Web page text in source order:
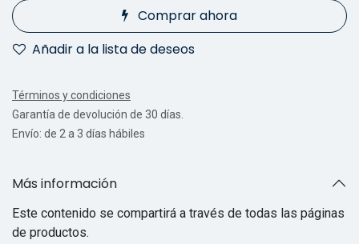
Comprar ahora
Añadir a la lista de deseos
Términos y condiciones
Garantía de devolución de 30 días.
Envío: de 2 a 3 días hábiles
Más información
Este contenido se compartirá a través de todas las páginas
de productos.